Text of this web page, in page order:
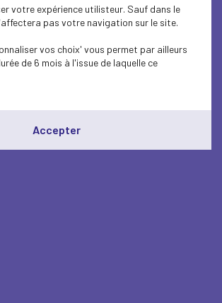
votre expérience utilisteur. Sauf dans le
pas votre navigation sur le site.
vos choix' vous permet par ailleurs
de 6 mois à l'issue de laquelle ce
Accepter